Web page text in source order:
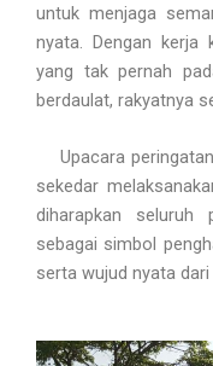
untuk menjaga
nyata. Dengan kerja
yang tak pernah
berdaulat, rakyatnya
Upacara
sekedar
diharapkan seluruh
sebagai simbol
serta wujud nyata